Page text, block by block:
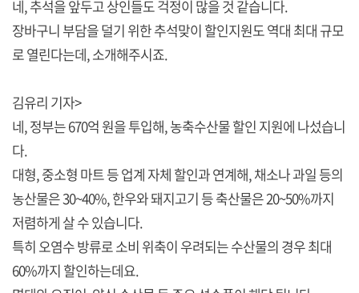
네, 추석을 앞두고 상인들도 걱정이 많을 것 같습니다.
장바구니 부담을 덜기 위한 추석맞이 할인지원도 역대 최대 규모
로 열린다는데, 소개해주시죠.
김유리 기자>
네, 정부는 670억 원을 투입해, 농축수산물 할인 지원에 나섰습니
다.
대형, 중소형 마트 등 업계 자체 할인과 연계해, 채소나 과일 등의
농산물은 30~40%, 한우와 돼지고기 등 축산물은 20~50%까지
저렴하게 살 수 있습니다.
특히 오염수 방류로 소비 위축이 우려되는 수산물의 경우 최대
60%까지 할인하는데요.